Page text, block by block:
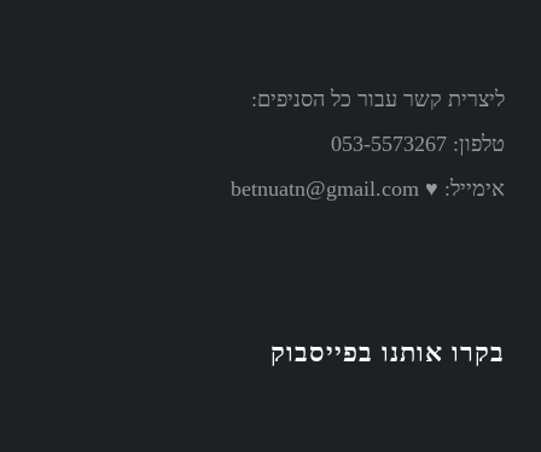
ליצרית קשר עבור כל הסניפים:
טלפון: 053-5573267
אימייל: ♥ betnuatn@gmail.com
בקרו אותנו בפייסבוק